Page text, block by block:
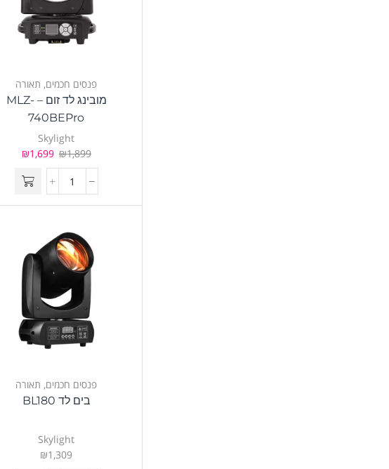
פנסים חכמים, תאורה
מובינג לד זום – MLZ-
740BEPro
Skylight
₪1,899
₪1,699
פנסים חכמים, תאורה
בים לד BL180
Skylight
₪1,309